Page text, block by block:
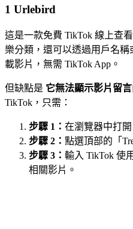
1 Urlebird
這是一款免費 TikTok 線上查
樂分類，還可以透過用戶名稱
載影片，無需 TikTok App。
但缺點是 它無法顯示影片留
TikTok，只需：
步驟 1： 在瀏覽器中打開
步驟 2： 點選頂部的「
步驟 3： 輸入 TikTok 使
相關影片。